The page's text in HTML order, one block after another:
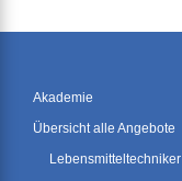
Akademie
Übersicht alle Angebote